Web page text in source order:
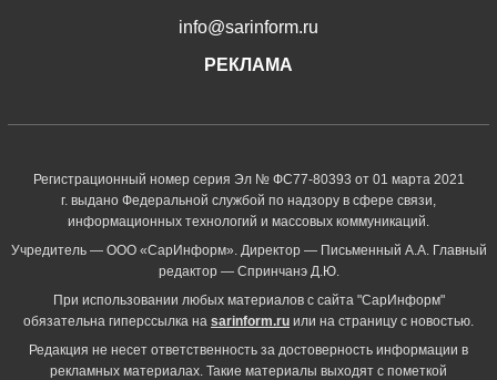
info@sarinform.ru
РЕКЛАМА
Регистрационный номер серия Эл № ФС77-80393 от 01 марта 2021
г. выдано Федеральной службой по надзору в сфере связи,
информационных технологий и массовых коммуникаций.
Учредитель — ООО «СарИнформ». Директор — Письменный А.А. Главный
редактор — Спринчанэ Д.Ю.
При использовании любых материалов с сайта "СарИнформ"
обязательна гиперссылка на sarinform.ru или на страницу с новостью.
Редакция не несет ответственность за достоверность информации в
рекламных материалах. Такие материалы выходят с пометкой